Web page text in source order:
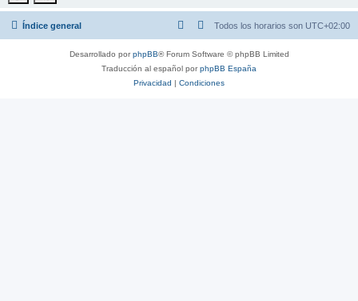
Índice general Todos los horarios son UTC+02:00
Desarrollado porphpBB® Forum Software © phpBB Limited
Traducción al español porphpBB España
Privacidad | Condiciones